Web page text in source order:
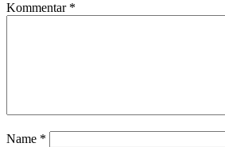
Kommentar *
Name *